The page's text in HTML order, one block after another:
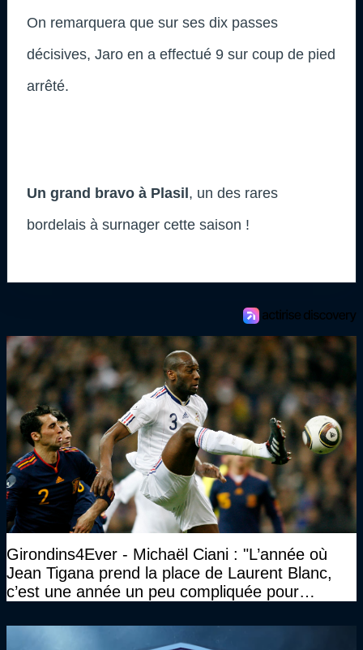
On remarquera que sur ses dix passes
décisives, Jaro en a effectué 9 sur coup de pied
arrêté.
Un grand bravo à Plasil , un des rares
bordelais à surnager cette saison !
Girondins4Ever - Michaël Ciani : "L’année où
Jean Tigana prend la place de Laurent Blanc,
c’est une année un peu compliquée pour